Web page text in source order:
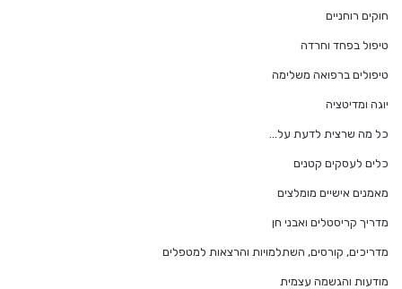
חוקים רוחניים
טיפול בפחד וחרדה
טיפולים ברפואה משלימה
יוגה ומדיטציה
כל מה שרצית לדעת על…
כלים לעסקים קטנים
מאמנים אישיים מומלצים
מדריך קריסטלים ואבני חן
מדריכים, קורסים, השתלמויות והרצאות למטפלים
מודעות והגשמה עצמית